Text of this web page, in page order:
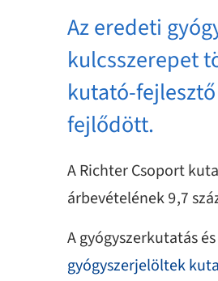
Az eredeti
kulcsszerepet
kutató-
fejlődött.
A Richter Csoport
árbevételének 9,7
A gyógyszerkutatás
gyógyszerjelöltek